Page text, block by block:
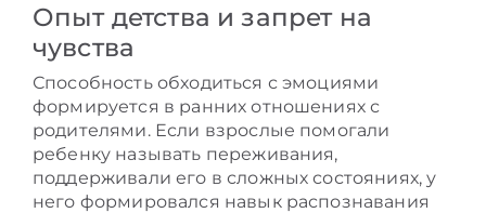
Опыт детства и запрет на
чувства
Способность обходиться с эмоциями
формируется в ранних отношениях с
родителями. Если взрослые помогали
ребенку называть переживания,
поддерживали его в сложных состояниях, у
него формировался навык распознавания